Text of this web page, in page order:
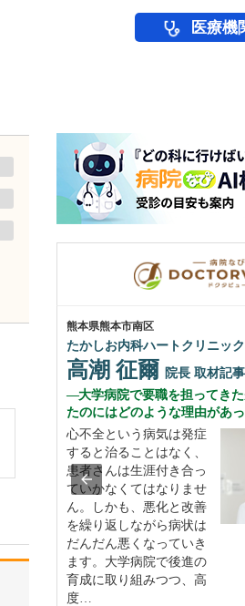
医療機
熊本県熊本市南区
たかしお内科ハートクリニック
高潮 征爾 院長 取材記事
大学病院で要職を担ってき
たのにはどのような理由があ
心不全という病気は発症
すると治ることはなく、
患者さんは生涯付き合っ
ていかなくてはなりませ
ん。しかも、悪化と改善
を繰り返しながら病状は
だんだん悪くなっていき
ます。大学病院で後進の
育成に取り組みつつ、高
度…